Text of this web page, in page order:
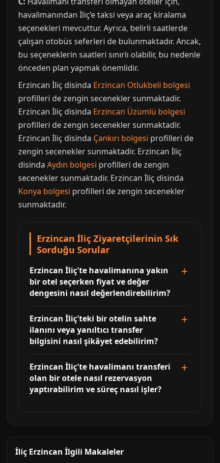
havalimanından İliç’e taksi veya araç kiralama
seçenekleri mevcuttur. Ayrıca, belirli saatlerde
çalışan otobüs seferleri de bulunmaktadır. Ancak,
bu seçeneklerin saatleri sınırlı olabilir, bu nedenle
önceden plan yapmak önemlidir.
Erzincan İliç disinda Erzincan Otlukbeli bolgesi
profilleri de zengin secenekler sunmaktadir.
Erzincan İliç disinda Erzincan Üzümlü bolgesi
profilleri de zengin secenekler sunmaktadir.
Erzincan İliç disinda Çankırı bolgesi profilleri de
zengin secenekler sunmaktadir. Erzincan İliç
disinda Aydın bolgesi profilleri de zengin
secenekler sunmaktadir. Erzincan İliç disinda
Konya bolgesi profilleri de zengin secenekler
sunmaktadir.
Erzincan İliç Ziyaretçilerinin Sık
Sorduğu Sorular
Erzincan İliç'te havalimanına yakın
bir otel seçerken fiyat ve değer
dengesini nasıl değerlendirebilirim?
Erzincan İliç'teki bir otelin sahte
ilanını veya yanıltıcı transfer
bilgisini nasıl şikâyet edebilirim?
Erzincan İliç'te havalimanı transferi
olan bir otele nasıl rezervasyon
yaptırabilirim ve süreç nasıl işler?
İliç Erzincan İlgili Makaleler